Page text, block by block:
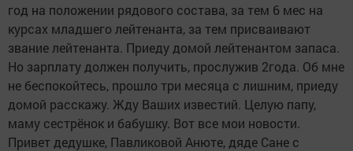
год на положении рядового состава, за тем 6 мес на
курсах младшего лейтенанта, за тем присваивают
звание лейтенанта. Приеду домой лейтенантом запаса.
Но зарплату должен получить, прослужив 2года. Об мне
не беспокойтесь, прошло три месяца с лишним, приеду
домой расскажу. Жду Ваших известий. Целую папу,
маму сестрёнок и бабушку. Вот все мои новости.
Привет дедушке, Павликовой Анюте, дяде Сане с